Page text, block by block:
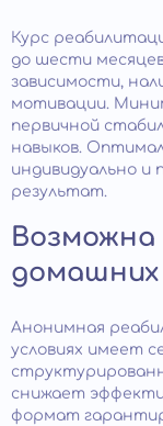
Курс
до шести
зависимости,
мотивации.
первичной
навыков.
индивидуально и
результат.
Возможна
домашних
Анонимная
условиях имеет
снижает
формат